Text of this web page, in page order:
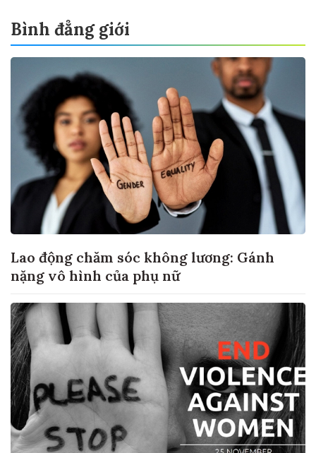
Bình đẳng giới
Lao động chăm sóc không lương: Gánh
nặng vô hình của phụ nữ